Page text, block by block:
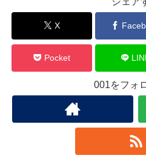
X
Pocket
001をフォ